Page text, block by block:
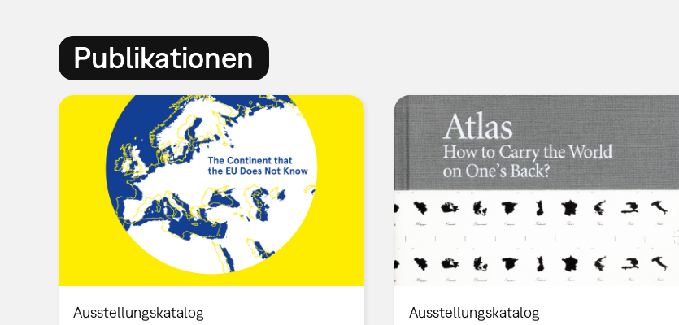
Publikationen
Ausstellungskatalog Ausstellungskatalog